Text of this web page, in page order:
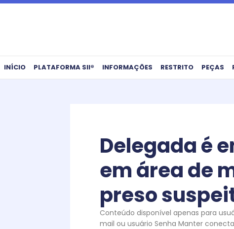
Ir
INÍCIO PLATAFORMA SII® INFORMAÇÕES RESTRITO PEÇAS
Delegada é
em área de
preso
Conteúdo disponível apenas para
mail ou usuário Senha Manter